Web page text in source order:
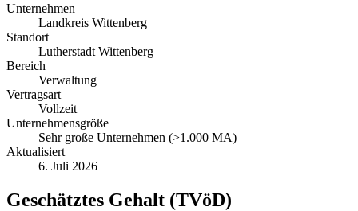
Unternehmen
Landkreis Wittenberg
Standort
Lutherstadt Wittenberg
Bereich
Verwaltung
Vertragsart
Vollzeit
Unternehmensgröße
Sehr große Unternehmen (>1.000 MA)
Aktualisiert
6. Juli 2026
Geschätztes Gehalt (TVöD)